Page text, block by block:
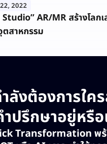
2022
AR/MR สร้างโลก
ตสาหกรรม
ลังต้องการใค
ำปรึกษาอยู่หรือ
Transformation พร้